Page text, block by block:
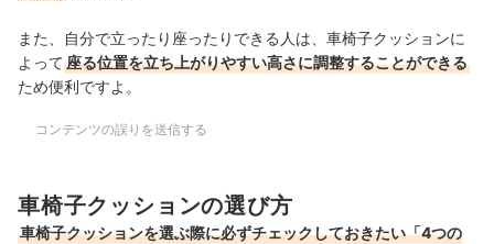
また、自分で立ったり座ったりできる人は、車椅子クッションに
よって座る位置を立ち上がりやすい高さに調整することができる
ため便利ですよ。
コンテンツの誤りを送信する
車椅子クッションの選び方
車椅子クッションを選ぶ際に必ずチェックしておきたい「4つの